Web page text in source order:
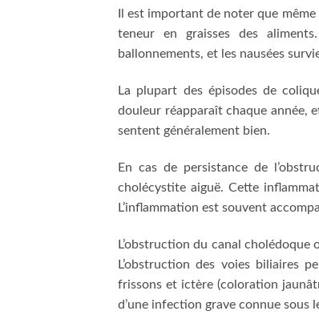
Il est important de noter que
teneur en graisses des
ballonnements, et les nausées
La plupart des épisodes de
douleur réapparaît chaque année,
sentent généralement bien.
En cas de persistance de
cholécystite aiguë. Cette
L’inflammation est souvent
L’obstruction du canal cholédoque
L’obstruction des voies biliaires
frissons et ictère (coloration
d’une infection grave connue sous